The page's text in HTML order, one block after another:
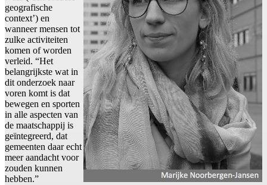
geografische
context’) en
wanneer mensen tot
zulke activiteiten
komen of worden
verleid. “Het
belangrijkste wat in
dit onderzoek naar
voren komt is dat
bewegen en sporten
in alle aspecten van
de maatschappij is
geïntegreerd, dat
gemeenten daar echt
meer aandacht voor
zouden kunnen
hebben.”